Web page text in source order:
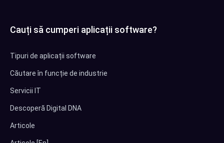
Cauți să cumperi aplicații software?
Tipuri de aplicații software
Căutare în funcție de industrie
Servicii IT
Descoperă Digital DNA
Articole